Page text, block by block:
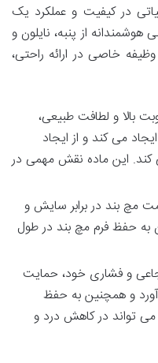
در کیفیت و عملکرد یک
کند. اپو 1081 از ترکیبی هوشمندانه از پنبه، نایلون و
خاصی در ارائه راحتی،
بالا و لطافت طبیعی،
می کند و از ایجاد
این ماده نقش مهمی در
مچ بند در برابر سایش و
به حفظ فرم مچ بند در طول
و فشاری خود، حمایت
و همچنین به حفظ
تواند در کاهش درد و